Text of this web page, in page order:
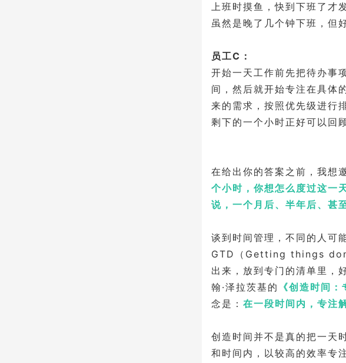
上班时摸鱼，快到下班了才
虽然是晚了几个钟下班，但
员工C：
开始一天工作前先把待办事
间，然后就开始专注在具体
来的需求，按照优先级进行
剩下的一个小时正好可以回
在给出你的答案之前，我想
个小时，你想怎么度过这一
说，一个月后、半年后、甚
谈到时间管理，不同的人可
GTD（Getting things
出来，放到专门的清单里，
翰·泽拉茨基的 《创造时间
念是： 在一段时间内，专注
创造时间并不是真的把一天
和时间内，以较高的效率专